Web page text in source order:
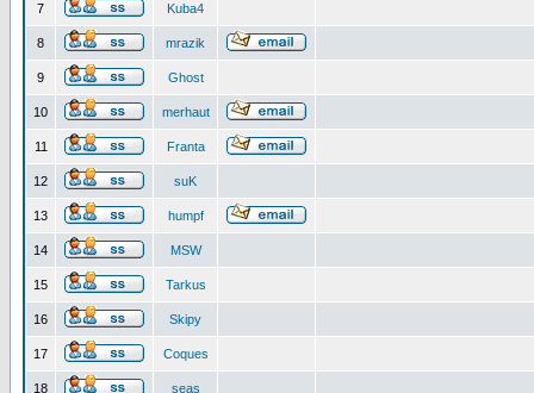
7 Kuba4
8 mrazik
9 Ghost
10 merhaut
11 Franta
12 suK
13 humpf
14 MSW
15 Tarkus
16 Skipy
17 Coques
18 seas